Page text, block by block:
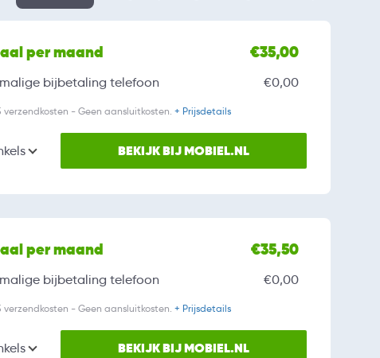
per maand €35,00
bijbetaling telefoon €0,00
verzendkosten - Geen aansluitkosten. + Prijsdetails
BEKIJK BIJ MOBIEL.NL
per maand €35,50
bijbetaling telefoon €0,00
verzendkosten - Geen aansluitkosten. + Prijsdetails
BEKIJK BIJ MOBIEL.NL